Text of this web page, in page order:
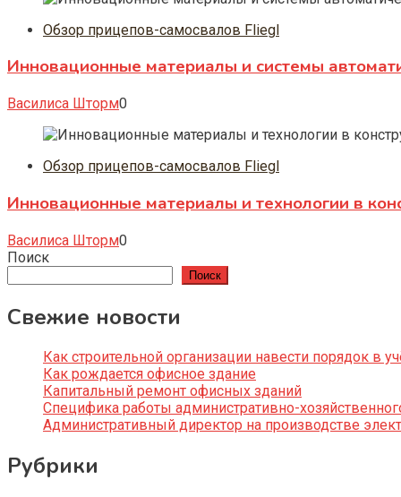
Обзор прицепов-самосвалов Fliegl
Инновационные материалы и системы
Василиса Шторм0
Обзор прицепов-самосвалов Fliegl
Инновационные материалы и технологии в
Василиса Шторм0
Поиск
Поиск
Свежие новости
Как строительной организации навести порядок в
Как рождается офисное здание
Капитальный ремонт офисных зданий
Специфика работы административно-
Административный директор на производстве
Рубрики